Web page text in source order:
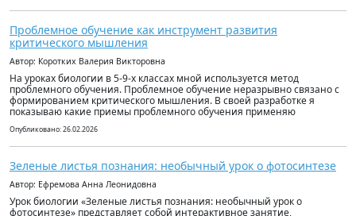
Проблемное обучение как инструмент развития
критического мышления
Автор: Коротких Валерия Викторовна
На уроках биологии в 5-9-х классах мной используется метод
проблемного обучения. Проблемное обучение неразрывно связано с
формированием критического мышления. В своей разработке я
показываю какие приемы проблемного обучения применяю
Опубликовано: 26.02.2026
Зеленые листья познания: необычный урок о фотосинтезе
Автор: Ефремова Анна Леонидовна
Урок биологии «Зеленые листья познания: необычный урок о
фотосинтезе» представляет собой интерактивное занятие,